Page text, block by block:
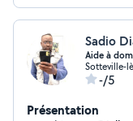
Sadio
Aide à
Sotteville-
-/5
Présentation